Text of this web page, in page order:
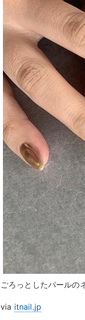
ごろっとしたパールの
via itnail.jp